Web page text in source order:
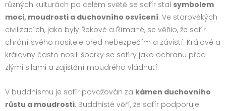
různých kulturách po celém světě se safír stal symbolem
moci, moudrosti a duchovního osvícení. Ve starověkých
civilizacích, jako byly Řekové a Římané, se věřilo, že safír
chrání svého nositele před nebezpečím a závistí. Králové a
královny často nosili šperky se safíry jako ochranu před
zlými silami a zajištění moudrého vládnutí.
V buddhismu je safír považován za kámen duchovního
růstu a moudrosti. Buddhisté věří, že safír podporuje